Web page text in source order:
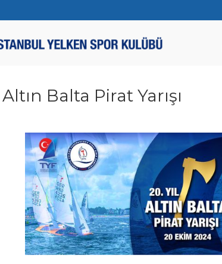
Altın Balta Pirat Yarışı